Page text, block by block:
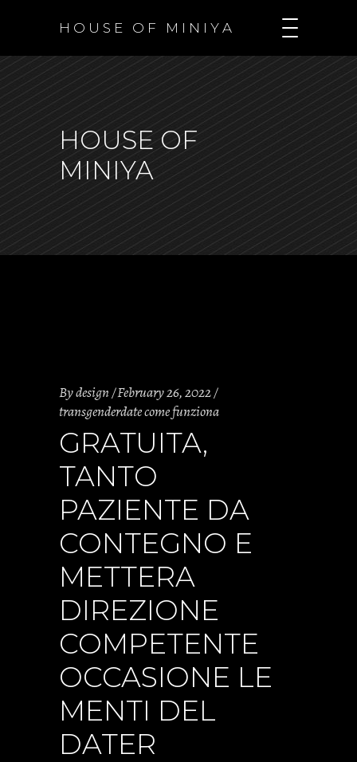
H O U S E O F M I N I Y A
HOUSE OF
MINIYA
Bydesign February 26, 2022
transgenderdate come funziona
GRATUITA,
TANTO
PAZIENTE DA
CONTEGNO E
METTERA
DIREZIONE
COMPETENTE
OCCASIONE LE
MENTI DEL
DATER